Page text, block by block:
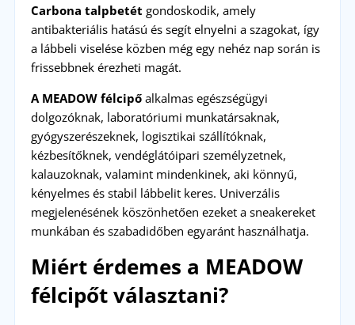
Carbona talpbetét gondoskodik, amely
antibakteriális hatású és segít elnyelni a szagokat, így
a lábbeli viselése közben még egy nehéz nap során is
frissebbnek érezheti magát.
A MEADOW félcipőalkalmas egészségügyi
dolgozóknak, laboratóriumi munkatársaknak,
gyógyszerészeknek, logisztikai szállítóknak,
kézbesítőknek, vendéglátóipari személyzetnek,
kalauzoknak, valamint mindenkinek, aki könnyű,
kényelmes és stabil lábbelit keres. Univerzális
megjelenésének köszönhetően ezeket a sneakereket
munkában és szabadidőben egyaránt használhatja.
Miért érdemes a MEADOW
félcipőt választani?